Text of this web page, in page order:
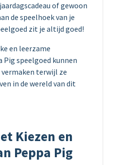
of gewoon
de speelhoek van je
zit je altijd goed!
en leerzame
speelgoed kunnen
terwijl ze
in de wereld van dit
Kiezen en
Peppa Pig